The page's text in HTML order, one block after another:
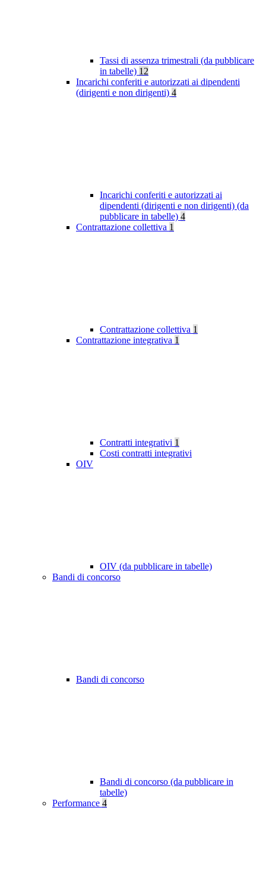
Tassi di assenza trimestrali (da pubblicare
in tabelle) 12
Incarichi conferiti e autorizzati ai dipendenti
(dirigenti e non dirigenti) 4
Incarichi conferiti e autorizzati ai
dipendenti (dirigenti e non dirigenti) (da
pubblicare in tabelle) 4
Contrattazione collettiva 1
Contrattazione collettiva 1
Contrattazione integrativa 1
Contratti integrativi 1
Costi contratti integrativi
OIV
OIV (da pubblicare in tabelle)
Bandi di concorso
Bandi di concorso
Bandi di concorso (da pubblicare in
tabelle)
Performance 4